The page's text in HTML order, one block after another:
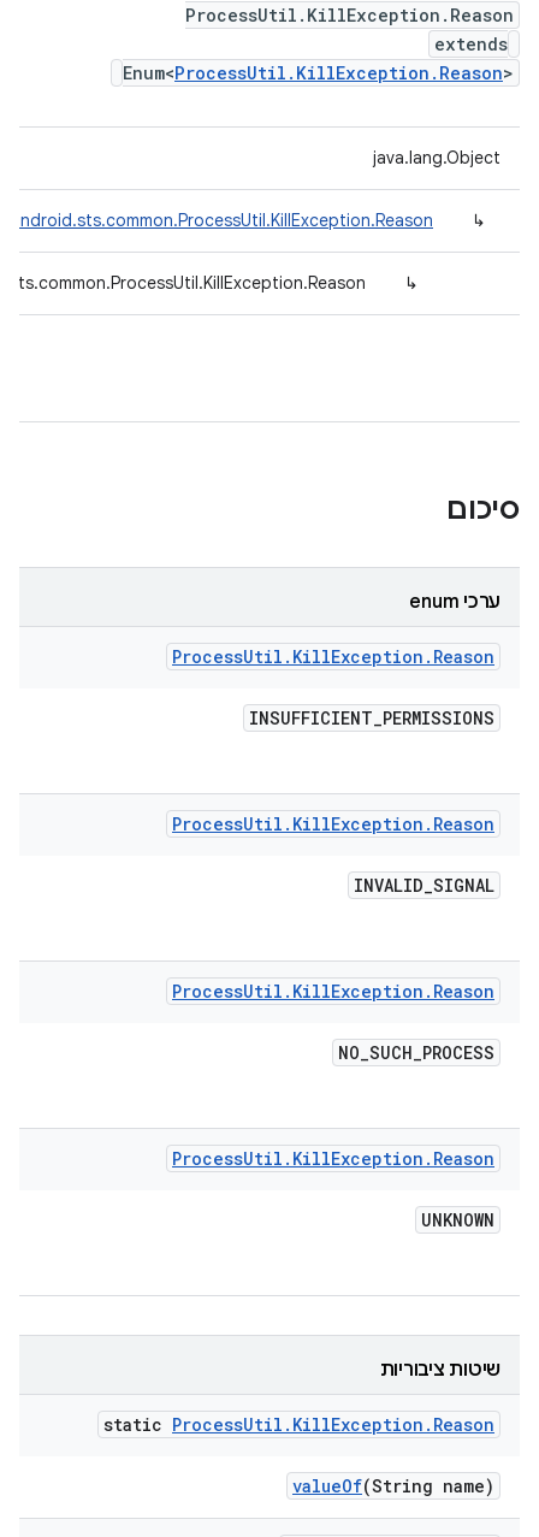
ProcessUtil.KillException.Reason
extends
Enum<ProcessUtil.KillException.Reason>
java.lang.Object
↳
↳
סיכום
ערכי enum
ProcessUtil . KillException . Reason
INSUFFICIENT_PERMISSIONS
ProcessUtil . KillException . Reason
INVALID_SIGNAL
ProcessUtil . KillException . Reason
NO_SUCH_PROCESS
ProcessUtil . KillException . Reason
UNKNOWN
שיטות ציבוריות
static ProcessUtil . KillException . Reason
valueOf(String name)